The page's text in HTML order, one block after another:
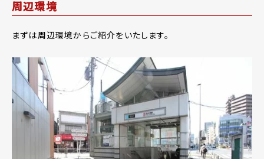
周辺環境
まずは周辺環境からご紹介をいたします。